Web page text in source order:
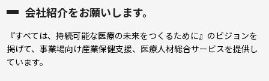
会社紹介をお願いします。
『すべては、持続可能な医療の未来をつくるために』のビジョンを
掲げて、事業場向け産業保健支援、医療人材総合サービスを提供し
ています。